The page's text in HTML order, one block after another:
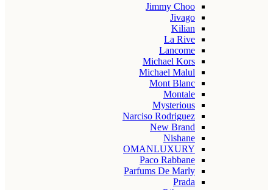
Jimmy Choo
Jivago
Kilian
La Rive
Lancome
Michael Kors
Michael Malul
Mont Blanc
Montale
Mysterious
Narciso Rodriguez
New Brand
Nishane
OMANLUXURY
Paco Rabbane
Parfums De Marly
Prada